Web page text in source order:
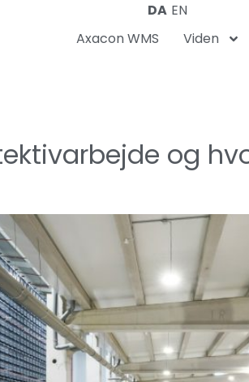
DA EN
Axacon WMS
Viden
og